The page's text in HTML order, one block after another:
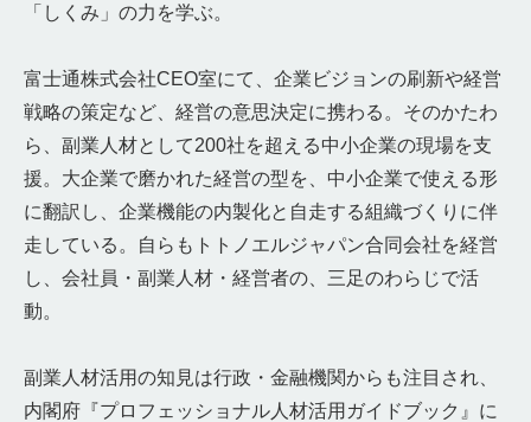
「しくみ」の力を学ぶ。
富士通株式会社CEO室にて、企業ビジョンの刷新や経営
戦略の策定など、経営の意思決定に携わる。そのかたわ
ら、副業人材として200社を超える中小企業の現場を支
援。大企業で磨かれた経営の型を、中小企業で使える形
に翻訳し、企業機能の内製化と自走する組織づくりに伴
走している。自らもトトノエルジャパン合同会社を経営
し、会社員・副業人材・経営者の、三足のわらじで活
動。
副業人材活用の知見は行政・金融機関からも注目され、
内閣府『プロフェッショナル人材活用ガイドブック』に